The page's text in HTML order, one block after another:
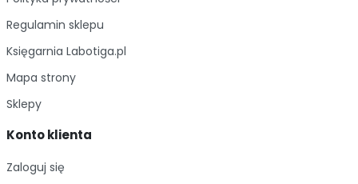
Regulamin sklepu
Księgarnia Labotiga.pl
Mapa strony
Sklepy
Konto klienta
Zaloguj się